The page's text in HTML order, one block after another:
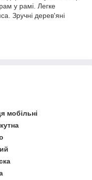
у рамі. Легке
Зручні дерев'яні
мобільні